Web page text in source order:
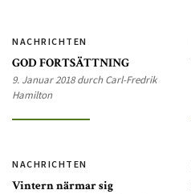
NACHRICHTEN
GOD FORTSÄTTNING
9. Januar 2018 durch Carl-Fredrik
Hamilton
NACHRICHTEN
Vintern närmar sig